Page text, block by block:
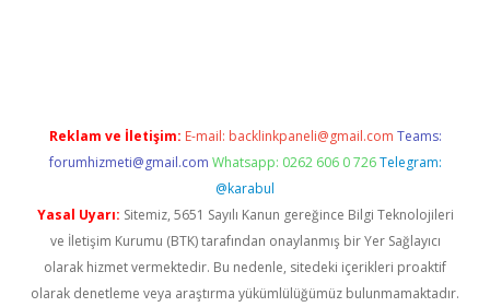
Reklam ve İletişim: E-mail: backlinkpaneli@gmail.com Teams:
forumhizmeti@gmail.com Whatsapp: 0262 606 0 726 Telegram:
@karabul
Yasal Uyarı: Sitemiz, 5651 Sayılı Kanun gereğince Bilgi Teknolojileri
ve İletişim Kurumu (BTK) tarafından onaylanmış bir Yer Sağlayıcı
olarak hizmet vermektedir. Bu nedenle, sitedeki içerikleri proaktif
olarak denetleme veya araştırma yükümlülüğümüz bulunmamaktadır.